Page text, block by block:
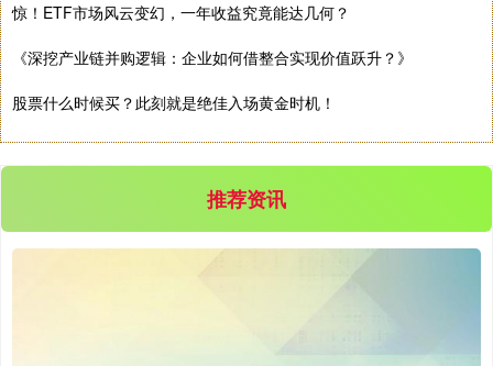
4694.44 +43.13
惊！ETF市场风云变幻，一年收益究竟能达几何？
《深挖产业链并购逻辑：企业如何借整合实现价值跃升？》
股票什么时候买？此刻就是绝佳入场黄金时机！
推荐资讯